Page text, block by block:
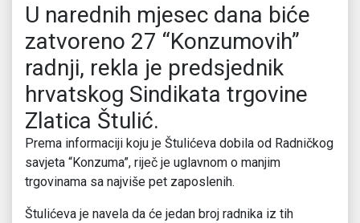
U narednih mjesec dana biće
zatvoreno 27 “Konzumovih”
radnji, rekla je predsjednik
hrvatskog Sindikata trgovine
Zlatica Štulić.
Prema informaciji koju je Štulićeva dobila od Radničkog
savjeta “Konzuma”, riječ je uglavnom o manjim
trgovinama sa najviše pet zaposlenih.
Štulićeva je navela da će jedan broj radnika iz tih